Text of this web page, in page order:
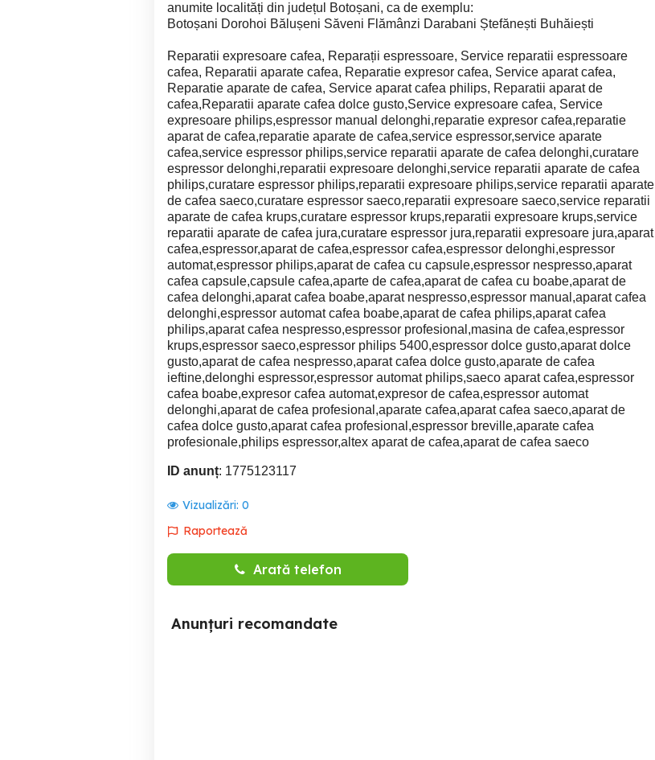
anumite localități din județul Botoșani, ca de exemplu:
Botoșani Dorohoi Bălușeni Săveni Flămânzi Darabani Ștefănești Buhăiești
Reparatii expresoare cafea, Reparații espressoare, Service reparatii espressoare
cafea, Reparatii aparate cafea, Reparatie expresor cafea, Service aparat cafea,
Reparatie aparate de cafea, Service aparat cafea philips, Reparatii aparat de
cafea,Reparatii aparate cafea dolce gusto,Service expresoare cafea, Service
expresoare philips,espressor manual delonghi,reparatie expresor cafea,reparatie
aparat de cafea,reparatie aparate de cafea,service espressor,service aparate
cafea,service espressor philips,service reparatii aparate de cafea delonghi,curatare
espressor delonghi,reparatii expresoare delonghi,service reparatii aparate de cafea
philips,curatare espressor philips,reparatii expresoare philips,service reparatii aparate
de cafea saeco,curatare espressor saeco,reparatii expresoare saeco,service reparatii
aparate de cafea krups,curatare espressor krups,reparatii expresoare krups,service
reparatii aparate de cafea jura,curatare espressor jura,reparatii expresoare jura,aparat
cafea,espressor,aparat de cafea,espressor cafea,espressor delonghi,espressor
automat,espressor philips,aparat de cafea cu capsule,espressor nespresso,aparat
cafea capsule,capsule cafea,aparte de cafea,aparat de cafea cu boabe,aparat de
cafea delonghi,aparat cafea boabe,aparat nespresso,espressor manual,aparat cafea
delonghi,espressor automat cafea boabe,aparat de cafea philips,aparat cafea
philips,aparat cafea nespresso,espressor profesional,masina de cafea,espressor
krups,espressor saeco,espressor philips 5400,espressor dolce gusto,aparat dolce
gusto,aparat de cafea nespresso,aparat cafea dolce gusto,aparate de cafea
ieftine,delonghi espressor,espressor automat philips,saeco aparat cafea,espressor
cafea boabe,expresor cafea automat,expresor de cafea,espressor automat
delonghi,aparat de cafea profesional,aparate cafea,aparat cafea saeco,aparat de
cafea dolce gusto,aparat cafea profesional,espressor breville,aparate cafea
profesionale,philips espressor,altex aparat de cafea,aparat de cafea saeco
ID anunț: 1775123117
Vizualizări: 0
Raportează
Arată telefon
Anunțuri recomandate